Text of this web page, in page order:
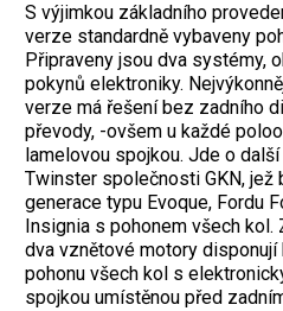
S výjimkou základního
verze standardně vybaveny
Připraveny jsou dva systémy,
pokynů elektroniky.
verze má řešení bez zadního
převody, -ovšem u každé
lamelovou spojkou. Jde o
Twinster společnosti GKN, jež
generace typu Evoque, Fordu
Insignia s pohonem všech
dva vznětové motory disponují
pohonu všech kol s
spojkou umístěnou před